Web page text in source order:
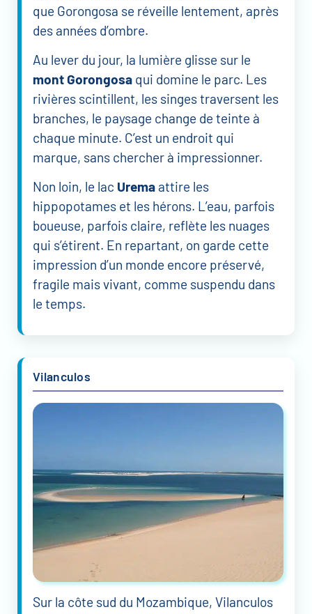
que Gorongosa se réveille lentement, après
des années d’ombre.
Au lever du jour, la lumière glisse sur le
mont Gorongosa qui domine le parc. Les
rivières scintillent, les singes traversent les
branches, le paysage change de teinte à
chaque minute. C’est un endroit qui
marque, sans chercher à impressionner.
Non loin, le lac Urema attire les
hippopotames et les hérons. L’eau, parfois
boueuse, parfois claire, reflète les nuages
qui s’étirent. En repartant, on garde cette
impression d’un monde encore préservé,
fragile mais vivant, comme suspendu dans
le temps.
Vilanculos
Sur la côte sud du Mozambique, Vilanculos